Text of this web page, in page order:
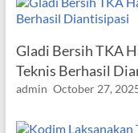
Gladi Bersih TKA
Teknis Berhasil
admin October 27,